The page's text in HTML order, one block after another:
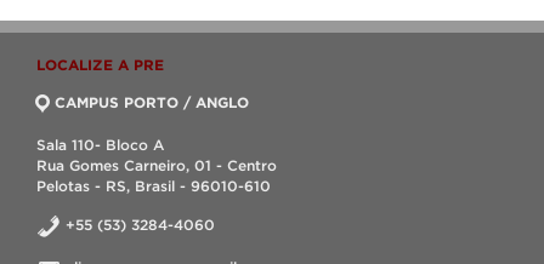
LOCALIZE A PRE
CAMPUS PORTO / ANGLO
Sala 110- Bloco A
Rua Gomes Carneiro, 01 - Centro
Pelotas - RS, Brasil - 96010-610
+55 (53) 3284-4060